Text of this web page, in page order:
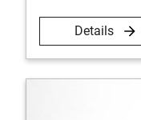
Details